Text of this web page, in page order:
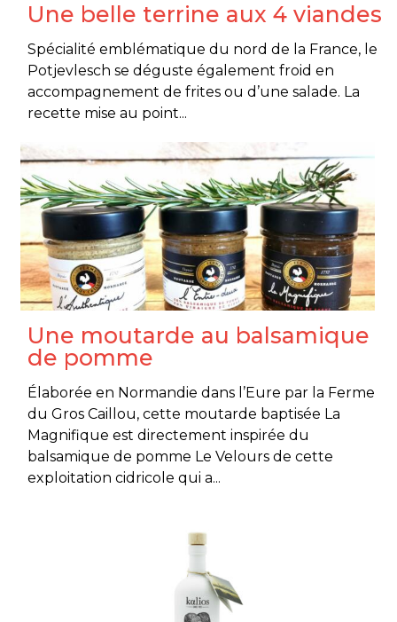
Une belle terrine aux 4 viandes
Spécialité emblématique du nord de la France, le
Potjevlesch se déguste également froid en
accompagnement de frites ou d’une salade. La
recette mise au point...
Une moutarde au balsamique
de pomme
Élaborée en Normandie dans l’Eure par la Ferme
du Gros Caillou, cette moutarde baptisée La
Magnifique est directement inspirée du
balsamique de pomme Le Velours de cette
exploitation cidricole qui a...